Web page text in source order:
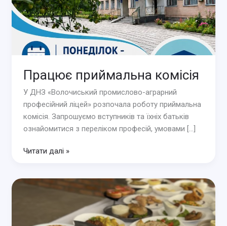
Працює приймальна комісія
У ДНЗ «Волочиський промислово-аграрний
професійний ліцей» розпочала роботу приймальна
комісія. Запрошуємо вступників та їхніх батьків
ознайомитися з переліком професій, умовами […]
Працює
Читати далі »